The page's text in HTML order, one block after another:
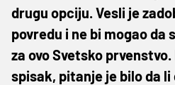
drugu opciju. Vesli je
povredu i ne bi mogao da
za ovo Svetsko
spisak, pitanje je bilo da li